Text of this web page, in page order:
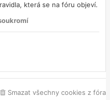
která se na fóru objeví.
Smazat všechny cookies z fóra